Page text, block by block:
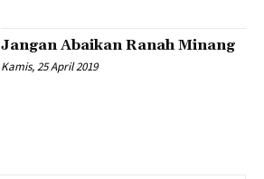
Jangan Abaikan Ranah Minang
Kamis, 25 April 2019